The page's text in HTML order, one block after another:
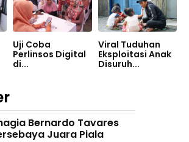
Uji Coba
Perlinsos Digital
di...
Viral Tuduhan
Eksploitasi Anak
Disuruh...
Bernardo Tavares
Juara Piala